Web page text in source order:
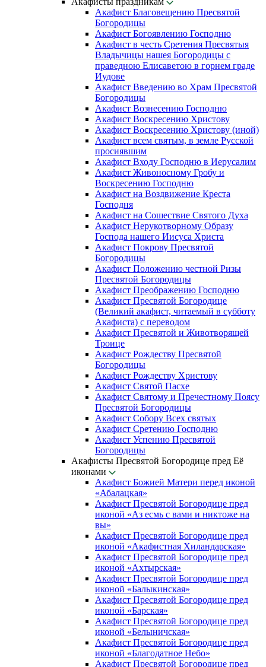
Акафист Благовещению Пресвятой
Богородицы
Акафист Богоявлению Господню
Акафист в честь Сретения Пресвятыя
Владычицы нашея Богородицы с
праведною Елисаветою в горнем граде
Иудове
Акафист Введению во Храм Пресвятой
Богородицы
Акафист Вознесению Господню
Акафист Воскресению Христову
Акафист Воскресению Христову (иной)
Акафист всем святым, в земле Русской
просиявшим
Акафист Входу Господню в Иерусалим
Акафист Живоносному Гробу и
Воскресению Господню
Акафист на Воздвижение Креста
Господня
Акафист на Сошествие Святого Духа
Акафист Нерукотворному Образу
Господа нашего Иисуса Христа
Акафист Покрову Пресвятой
Богородицы
Акафист Положению честной Ризы
Пресвятой Богородицы
Акафист Преображению Господню
Акафист Пресвятой Богородице
(Великий акафист, читаемый в субботу
Акафиста) с переводом
Акафист Пресвятой и Животворящей
Троице
Акафист Рождеству Пресвятой
Богородицы
Акафист Рождеству Христову
Акафист Святой Пасхе
Акафист Святому и Пречестному Поясу
Пресвятой Богородицы
Акафист Собору Всех святых
Акафист Сретению Господню
Акафист Успению Пресвятой
Богородицы
Акафисты Пресвятой Богородице пред Её
иконами
Акафист Божией Матери перед иконой
«Абалацкая»
Акафист Пресвятой Богородице пред
иконой «Аз есмь с вами и никтоже на
вы»
Акафист Пресвятой Богородице пред
иконой «Акафистная Хиландарская»
Акафист Пресвятой Богородице пред
иконой «Ахтырская»
Акафист Пресвятой Богородице пред
иконой «Балыкинская»
Акафист Пресвятой Богородице пред
иконой «Барская»
Акафист Пресвятой Богородице пред
иконой «Белыничская»
Акафист Пресвятой Богородице пред
иконой «Благодатное Небо»
Акафист Пресвятой Богородице пред